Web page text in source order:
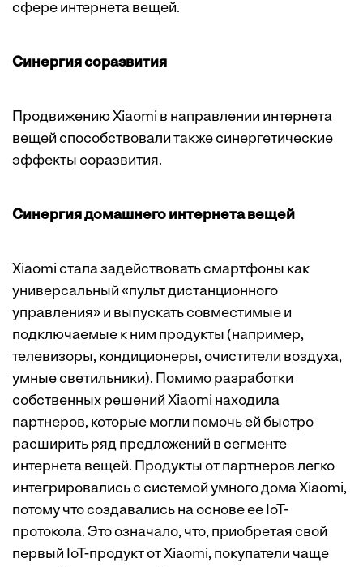
сфере интернета вещей.
Синергия соразвития
Продвижению Xiaomi в направлении интернета
вещей способствовали также синергетические
эффекты соразвития.
Синергия домашнего интернета вещей
Xiaomi стала задействовать смартфоны как
универсальный «пульт дистанционного
управления» и выпускать совместимые и
подключаемые к ним продукты (например,
телевизоры, кондиционеры, очистители воздуха,
умные светильники). Помимо разработки
собственных решений Xiaomi находила
партнеров, которые могли помочь ей быстро
расширить ряд предложений в сегменте
интернета вещей. Продукты от партнеров легко
интегрировались с системой умного дома Xiaomi,
потому что создавались на основе ее IoT-
протокола. Это означало, что, приобретая свой
первый IoT-продукт от Xiaomi, покупатели чаще